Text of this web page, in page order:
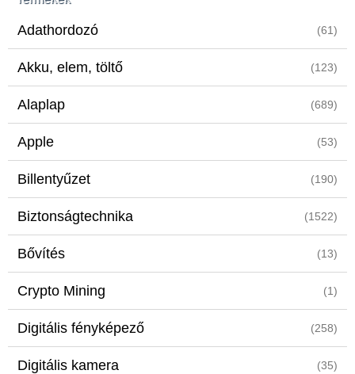
Adathordozó (61)
Akku, elem, töltő (123)
Alaplap (689)
Apple (53)
Billentyűzet (190)
Biztonságtechnika (1522)
Bővítés (13)
Crypto Mining (1)
Digitális fényképező (258)
Digitális kamera (35)